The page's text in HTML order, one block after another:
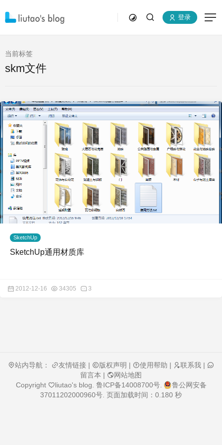
登录
当前标签
skm文件
SketchUp
SketchUp通用材质库
2012-12-16 34305 3
站内导航： 友情链接 | 版权声明 | 使用帮助 | 联系我 |
留言本 |
网站地图
Copyright
liutao's blog 鲁ICP备14008700号.
鲁公网安备
37011202000960号 . 页面加载时间：0.180 秒